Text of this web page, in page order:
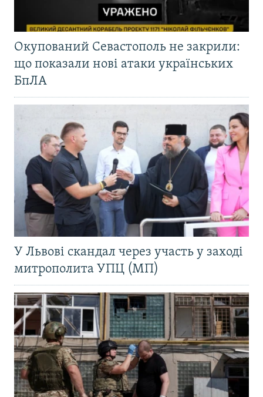
Окупований Севастополь не закрили:
що показали нові атаки українських
БпЛА
У Львові скандал через участь у заході
митрополита УПЦ (МП)